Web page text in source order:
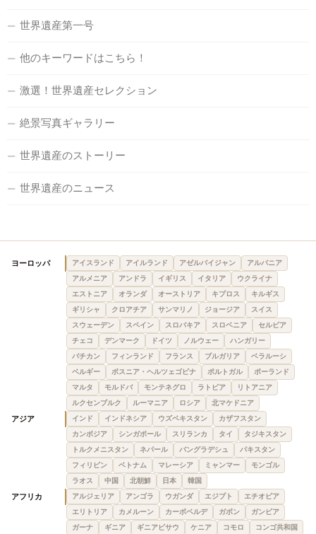
世界遺産第一号
他のキーワードはこちら！
激選！世界遺産セレクション
絶景写真ギャラリー
世界遺産のストーリー
世界遺産のニュース
ヨーロッパ アイスランド アイルランド アゼルバイジャン
アルバニア
アルメニア
アンドラ イギリス イタリア
ウクライナ
エストニア
オランダ オーストリア キプロス
キルギス
ギリシャ
クロアチア サンマリノ ジョージア
スイス
スウェーデン
スペイン スロバキア スロベニア
セルビア
チェコ
デンマーク ドイツ ノルウェー
ハンガリー
バチカン
フィンランド フランス ブルガリア
ベラルーシ
ベルギー
ボスニア・ヘルツェゴビナ ポルトガル
ポーランド
マルタ
モルドバ モンテネグロ ラトビア
リトアニア
ルクセンブルク
ルーマニア ロシア 北マケドニア
アジア インド インドネシア ウズベキスタン
カザフスタン
カンボジア
シンガポール スリランカ タイ
タジキスタン
トルクメニスタン
ネパール バングラデシュ
パキスタン
フィリピン
ベトナム マレーシア ミャンマー
モンゴル
ラオス
中国 北朝鮮 日本 韓国
アフリカ アルジェリア アンゴラ ウガンダ エジプト
エチオピア
エリトリア
カメルーン カーボベルデ ガボン
ガンビア
ガーナ
ギニア ギニアビサウ ケニア コモロ
コンゴ共和国